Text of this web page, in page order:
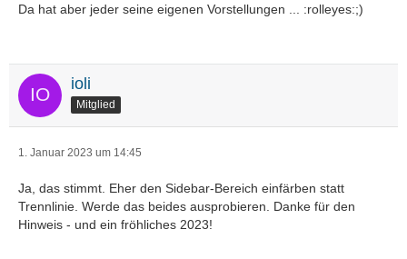
Da hat aber jeder seine eigenen Vorstellungen ... :rolleyes:;)
ioli
Mitglied
1. Januar 2023 um 14:45
Ja, das stimmt. Eher den Sidebar-Bereich einfärben statt
Trennlinie. Werde das beides ausprobieren. Danke für den
Hinweis - und ein fröhliches 2023!